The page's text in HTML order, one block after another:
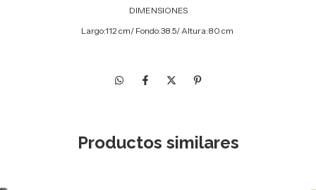
DIMENSIONES
Largo:112 cm/ Fondo:38.5/ Altura:80 cm
Productos similares